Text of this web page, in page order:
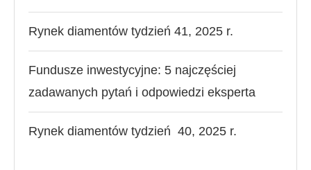
Rynek diamentów tydzień 41, 2025 r.
Fundusze inwestycyjne: 5 najczęściej
zadawanych pytań i odpowiedzi eksperta
Rynek diamentów tydzień 40, 2025 r.